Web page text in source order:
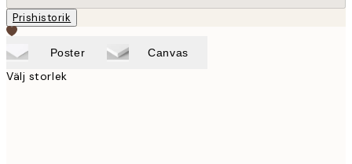
Prishistorik
Poster Canvas
Välj storlek